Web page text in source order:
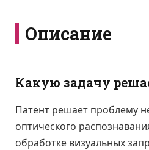
Описание
Какую задачу
Патент решает проблему
оптического
обработке визуальных